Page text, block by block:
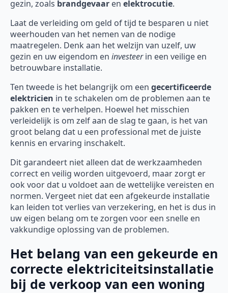
gezin, zoals brandgevaar en elektrocutie.
Laat de verleiding om geld of tijd te besparen u niet
weerhouden van het nemen van de nodige
maatregelen. Denk aan het welzijn van uzelf, uw
gezin en uw eigendom en investeerin een veilige en
betrouwbare installatie.
Ten tweede is het belangrijk om een gecertificeerde
elektricien in te schakelen om de problemen aan te
pakken en te verhelpen. Hoewel het misschien
verleidelijk is om zelf aan de slag te gaan, is het van
groot belang dat u een professional met de juiste
kennis en ervaring inschakelt.
Dit garandeert niet alleen dat de werkzaamheden
correct en veilig worden uitgevoerd, maar zorgt er
ook voor dat u voldoet aan de wettelijke vereisten en
normen. Vergeet niet dat een afgekeurde installatie
kan leiden tot verlies van verzekering, en het is dus in
uw eigen belang om te zorgen voor een snelle en
vakkundige oplossing van de problemen.
Het belang van een gekeurde en
correcte elektriciteitsinstallatie
bij de verkoop van een woning